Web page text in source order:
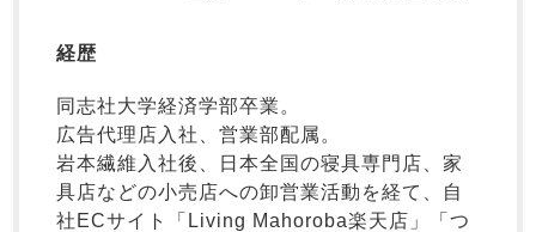
春
すべてのキッ
ズ
パジャマ
ガールズ前開
き
経歴
同志社大学経済学部卒業。
広告代理店入社、営業部配属。
岩本繊維入社後、日本全国の寝具専門店、家
具店などの小売店への卸営業活動を経て、自
社ECサイト「Living Mahoroba楽天店」「つ